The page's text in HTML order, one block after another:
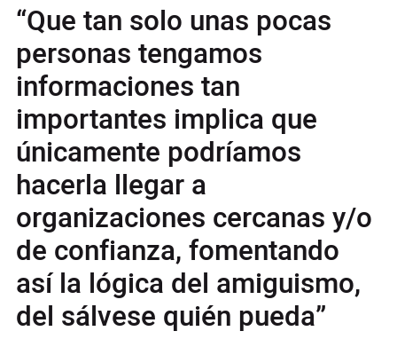
“Que tan solo unas pocas
personas tengamos
informaciones tan
importantes implica que
únicamente podríamos
hacerla llegar a
organizaciones cercanas y/o
de confianza, fomentando
así la lógica del amiguismo,
del sálvese quién pueda”